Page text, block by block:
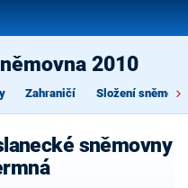
2010
Zahraničí Složení
sněmovny